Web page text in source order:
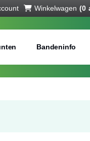
Winkelwagen (0
Bandeninfo